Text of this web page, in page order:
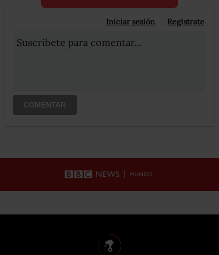
Iniciar sesión Registrate
Suscribete para comentar...
COMENTAR